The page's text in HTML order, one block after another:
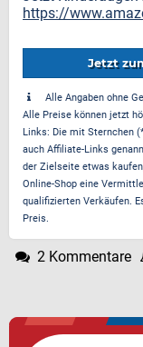
https://
Jetzt
Alle Angaben ohne
Alle Preise können jetzt
Links: Die mit Sternchen
auch Affiliate-Links
der Zielseite etwas
Online-Shop eine
qualifizierten Verkäufen.
Preis.
2 Kommentare